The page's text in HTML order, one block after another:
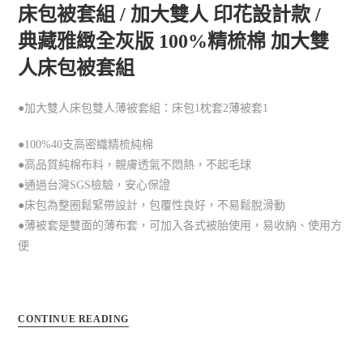
床包被套組 / 加大雙人 印花設計款 /
典藏雅緻全灰版 100%精梳棉 加大雙
人床包被套組
●加大雙人床包雙人薄被套組：床包1枕套2薄被套1
●100%40支高密織精梳純棉
●高品質純棉布料，親膚透氣不悶熱，不起毛球
●通過台灣SGS檢驗，安心保證
●床包為整圈鬆緊帶設計，包覆性良好，不易鬆脫滑動
●薄被套是雙面的薄布套，可加入各式被胎使用，易收納、使用方
便
CONTINUE READING